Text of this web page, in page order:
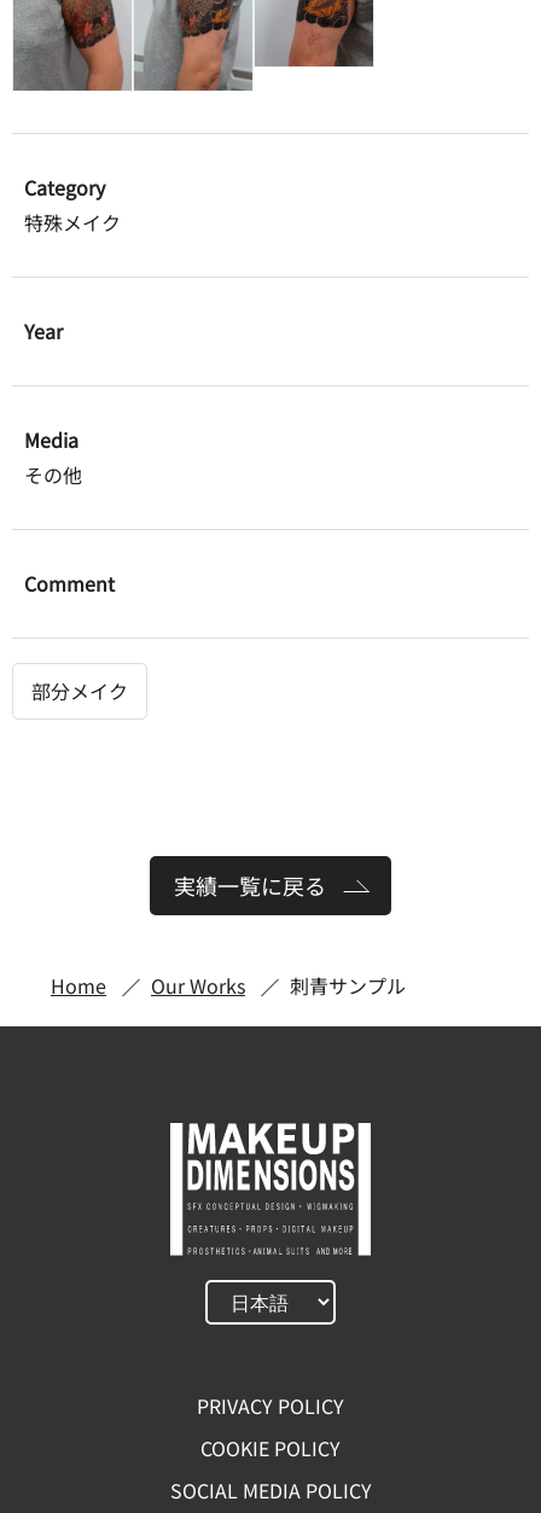
Category
特殊メイク
Year
Media
その他
Comment
部分メイク
実績一覧に戻る
Home Our Works 刺青サンプル
PRIVACY POLICY
COOKIE POLICY
SOCIAL MEDIA POLICY